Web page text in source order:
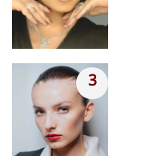
3